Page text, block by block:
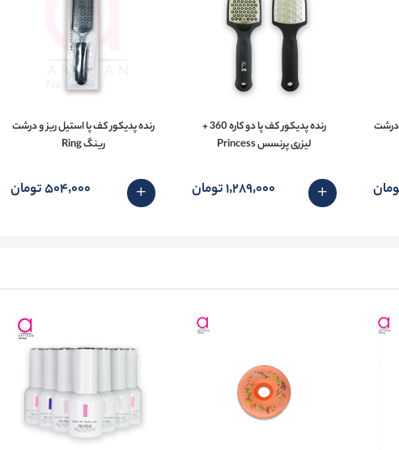
درشت
رنده پدیکور کف پا دو کاره 360 +
لیزری پرنسس Princess
1٬289٬000 تومان
رنده پدیکور کف پا استیل ریز و درشت
رینگ Ring
504٬000 تومان